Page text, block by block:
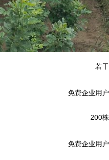
若干
免费企业用户
200株
免费企业用户